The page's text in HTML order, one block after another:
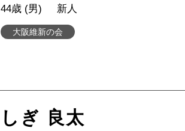
大阪維新の会
44歳 (男) 新人
しぎ 良太